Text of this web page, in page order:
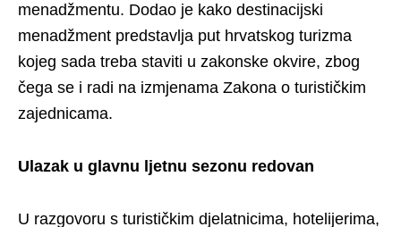
menadžmentu. Dodao je kako destinacijski
menadžment predstavlja put hrvatskog turizma
kojeg sada treba staviti u zakonske okvire, zbog
čega se i radi na izmjenama Zakona o turističkim
zajednicama.
Ulazak u glavnu ljetnu sezonu redovan
U razgovoru s turističkim djelatnicima, hotelijerima,